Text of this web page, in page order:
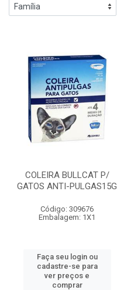
COLEIRA BULLCAT P/
GATOS ANTI-PULGAS15G
Código: 309676
Embalagem: 1X1
Faça seu login ou
cadastre-se para
ver preços e
comprar